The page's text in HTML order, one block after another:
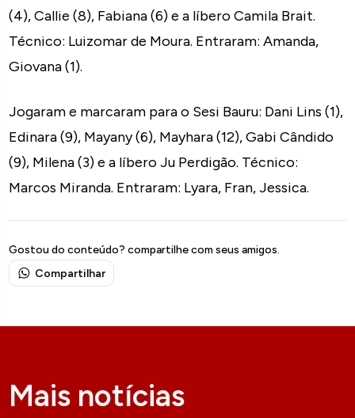
(4), Callie (8), Fabiana (6) e a líbero Camila Brait.
Técnico: Luizomar de Moura. Entraram: Amanda,
Giovana (1).
Jogaram e marcaram para o Sesi Bauru: Dani Lins (1),
Edinara (9), Mayany (6), Mayhara (12), Gabi Cândido
(9), Milena (3) e a líbero Ju Perdigão. Técnico:
Marcos Miranda. Entraram: Lyara, Fran, Jessica.
Gostou do conteúdo? compartilhe com seus amigos.
Compartilhar
Mais notícias